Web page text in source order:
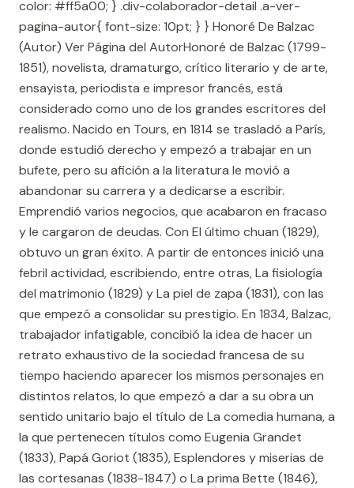
color: #ff5a00; } .div-colaborador-detail .a-ver-
pagina-autor{ font-size: 10pt; } } Honoré De Balzac
(Autor) Ver Página del AutorHonoré de Balzac (1799-
1851), novelista, dramaturgo, crítico literario y de arte,
ensayista, periodista e impresor francés, está
considerado como uno de los grandes escritores del
realismo. Nacido en Tours, en 1814 se trasladó a París,
donde estudió derecho y empezó a trabajar en un
bufete, pero su afición a la literatura le movió a
abandonar su carrera y a dedicarse a escribir.
Emprendió varios negocios, que acabaron en fracaso
y le cargaron de deudas. Con El último chuan (1829),
obtuvo un gran éxito. A partir de entonces inició una
febril actividad, escribiendo, entre otras, La fisiología
del matrimonio (1829) y La piel de zapa (1831), con las
que empezó a consolidar su prestigio. En 1834, Balzac,
trabajador infatigable, concibió la idea de hacer un
retrato exhaustivo de la sociedad francesa de su
tiempo haciendo aparecer los mismos personajes en
distintos relatos, lo que empezó a dar a su obra un
sentido unitario bajo el título de La comedia humana, a
la que pertenecen títulos como Eugenia Grandet
(1833), Papá Goriot (1835), Esplendores y miserias de
las cortesanas (1838-1847) o La prima Bette (1846),